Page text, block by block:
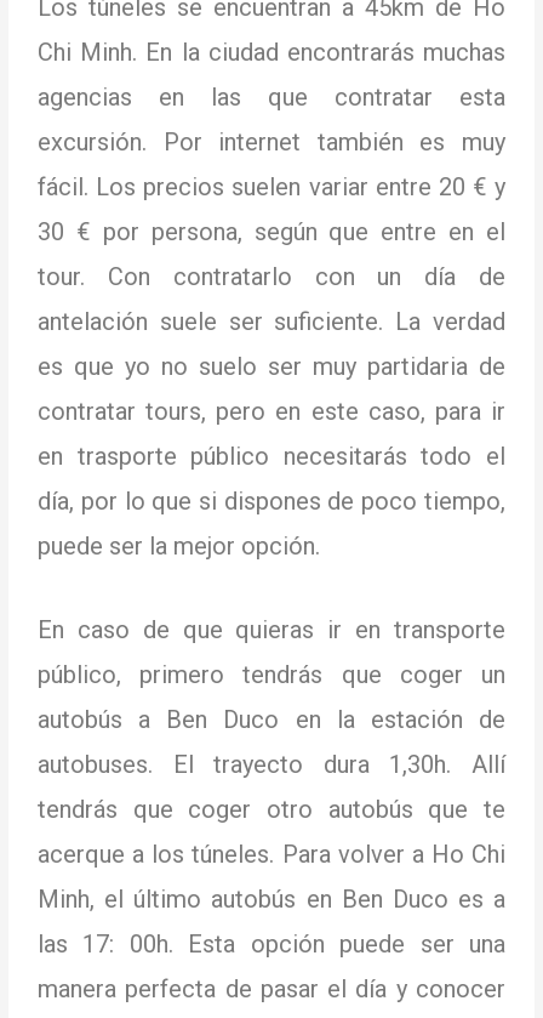
Los túneles se encuentran a 45km de Ho
Chi Minh. En la ciudad encontrarás muchas
agencias en las que contratar esta
excursión. Por internet también es muy
fácil. Los precios suelen variar entre 20 € y
30 € por persona, según que entre en el
tour. Con contratarlo con un día de
antelación suele ser suficiente. La verdad
es que yo no suelo ser muy partidaria de
contratar tours, pero en este caso, para ir
en trasporte público necesitarás todo el
día, por lo que si dispones de poco tiempo,
puede ser la mejor opción.
En caso de que quieras ir en transporte
público, primero tendrás que coger un
autobús a Ben Duco en la estación de
autobuses. El trayecto dura 1,30h. Allí
tendrás que coger otro autobús que te
acerque a los túneles. Para volver a Ho Chi
Minh, el último autobús en Ben Duco es a
las 17: 00h. Esta opción puede ser una
manera perfecta de pasar el día y conocer